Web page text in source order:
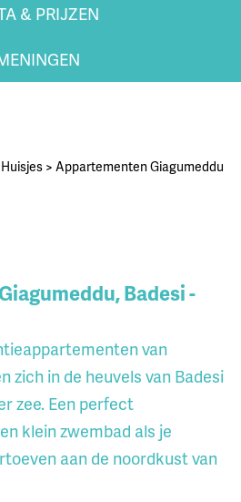
& PRIJZEN
> Appartementen Giagumeddu
Badesi -
van
zich in de heuvels van Badesi
zee. Een perfect
klein zwembad als je
aan de noordkust van